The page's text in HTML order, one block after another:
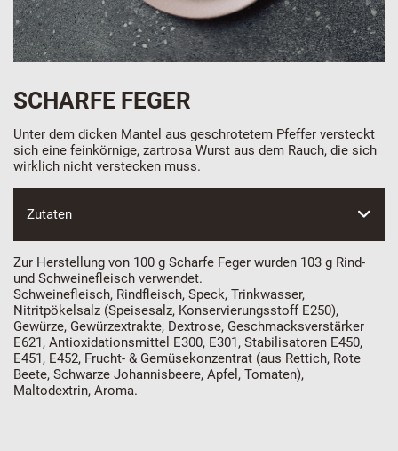
SCHARFE FEGER
Unter dem dicken Mantel aus geschrotetem Pfeffer versteckt
sich eine feinkörnige, zartrosa Wurst aus dem Rauch, die sich
wirklich nicht verstecken muss.
Zutaten
Zur Herstellung von 100 g Scharfe Feger wurden 103 g Rind-
und Schweinefleisch verwendet.
Schweinefleisch, Rindfleisch, Speck, Trinkwasser,
Nitritpökelsalz (Speisesalz, Konservierungsstoff E250),
Gewürze, Gewürzextrakte, Dextrose, Geschmacksverstärker
E621, Antioxidationsmittel E300, E301, Stabilisatoren E450,
E451, E452, Frucht- & Gemüsekonzentrat (aus Rettich, Rote
Beete, Schwarze Johannisbeere, Apfel, Tomaten),
Maltodextrin, Aroma.